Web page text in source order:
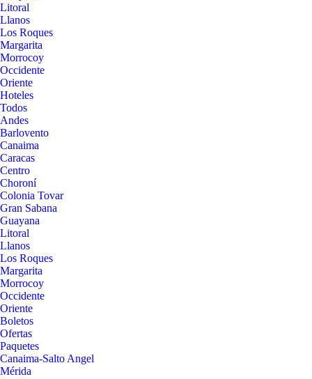
Litoral
Llanos
Los Roques
Margarita
Morrocoy
Occidente
Oriente
Hoteles
Todos
Andes
Barlovento
Canaima
Caracas
Centro
Choroní
Colonia Tovar
Gran Sabana
Guayana
Litoral
Llanos
Los Roques
Margarita
Morrocoy
Occidente
Oriente
Boletos
Ofertas
Paquetes
Canaima-Salto Angel
Mérida